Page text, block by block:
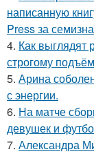
написанную
Press за
4. Как выглядят
строгому
5. Арина
с энергии.
6. На матче
девушек и
7. Александра